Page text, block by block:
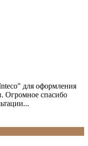
для оформления
Огромное спасибо